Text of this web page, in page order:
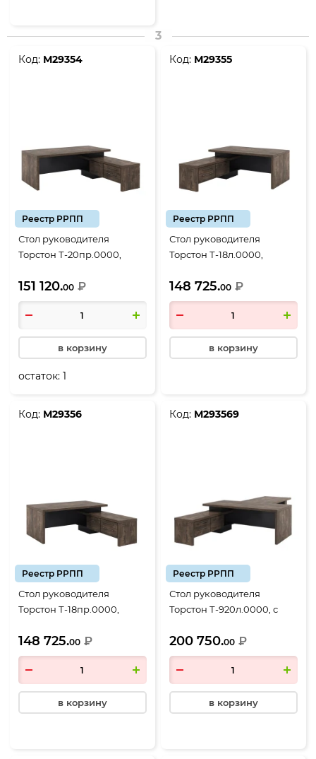
3
Код: М29354
Реестр РРПП
Стол руководителя
Торстон Т-20пр.0000,
Бунратти-Антрацит
151 120.00 ₽
в корзину
остаток:1
Код: М29355
Реестр РРПП
Стол руководителя
Торстон Т-18л.0000,
Бунратти-Антрацит
148 725.00 ₽
в корзину
Код: М29356
Реестр РРПП
Стол руководителя
Торстон Т-18пр.0000,
Бунратти-Антрацит
148 725.00 ₽
в корзину
Код: М293569
Реестр РРПП
Стол руководителя
Торстон Т-920л.0000, с
2000*2000*750, Дуб
Бунратти-Антрацит
200 750.00 ₽
в корзину